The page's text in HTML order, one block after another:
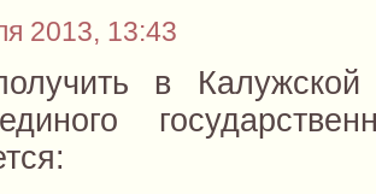
2013, 13:43
в Калужской